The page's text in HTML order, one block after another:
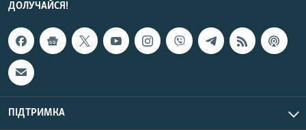
ДОЛУЧАЙСЯ!
ПІДТРИМКА